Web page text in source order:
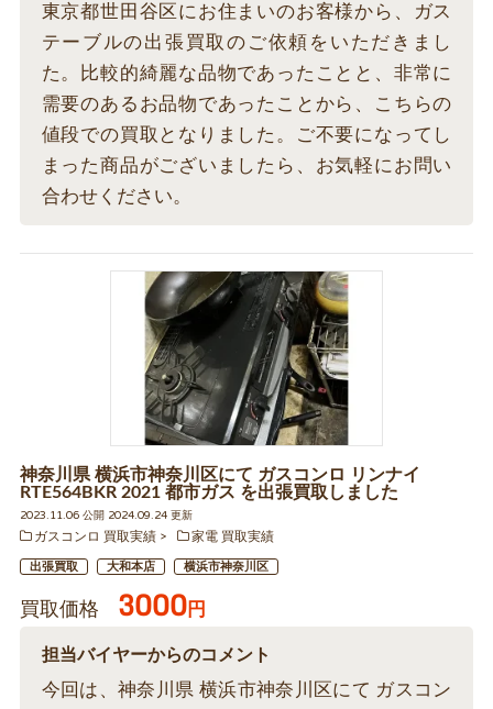
東京都世田谷区にお住まいのお客様から、ガス
テーブルの出張買取のご依頼をいただきまし
た。比較的綺麗な品物であったことと、非常に
需要のあるお品物であったことから、こちらの
値段での買取となりました。ご不要になってし
まった商品がございましたら、お気軽にお問い
合わせください。
神奈川県 横浜市神奈川区にて ガスコンロ リンナイ
RTE564BKR 2021 都市ガス を出張買取しました
2023.11.06 公開 2024.09.24 更新
ガスコンロ 買取実績
家電 買取実績
出張買取 大和本店 横浜市神奈川区
買取価格 3000円
担当バイヤーからのコメント
今回は、神奈川県 横浜市神奈川区にて ガスコン